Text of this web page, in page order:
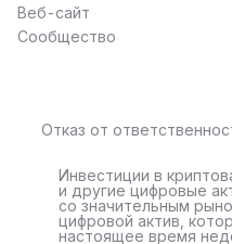
Веб-сайт
Сообщество
Отказ от
Инвестиции в
и другие цифровые
со значительным
цифровой актив,
настоящее время